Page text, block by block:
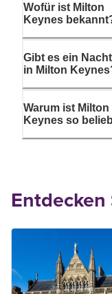
Wofür ist Milton
Keynes
Gibt es ein
in Milton
Warum ist Milton
Keynes so